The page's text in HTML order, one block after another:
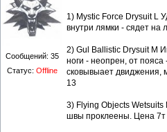
Сообщений: 35
Статус: Offline
1) Mystic Force Drysuit L
внутри лямки - сядет на
2) Gul Ballistic Drysuit М
ноги - неопрен, от
сковывыает двиджения,
13
3) Flying Objects
швы проклеены. Цена 7т